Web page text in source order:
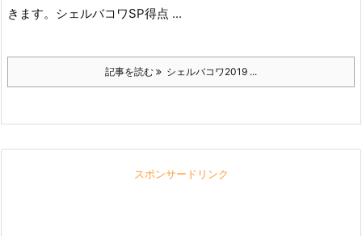
きます。 シェルバコワSP得点 ...
記事を読む シェルバコワ2019 ...
スポンサードリンク